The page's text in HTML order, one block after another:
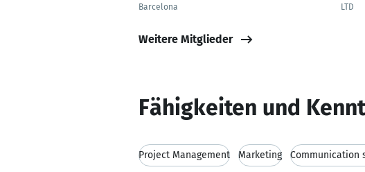
Barcelona
LTD
Weitere Mitglieder
Fähigkeiten und
Project Management Marketing Communication